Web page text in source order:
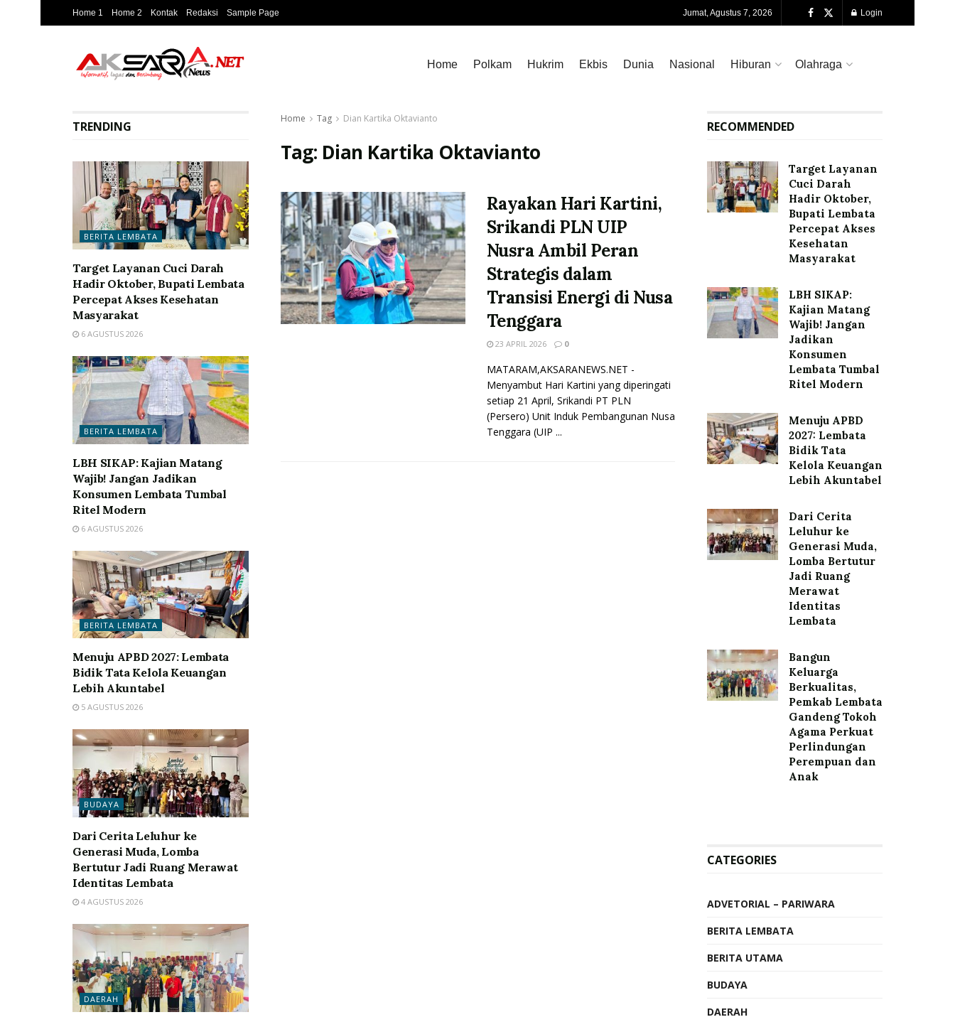
Home 1 Home 2 Kontak Redaksi Sample Page Jumat, Agustus 7, 2026 Login
Home Polkam Hukrim Ekbis Dunia Nasional Hiburan Olahraga
Home Tag Dian Kartika Oktavianto
Tag: Dian Kartika Oktavianto
Rayakan Hari Kartini,
Srikandi PLN UIP
Nusra Ambil Peran
Strategis dalam
Transisi Energi di Nusa
Tenggara
23 APRIL 2026 0
MATARAM,AKSARANEWS.NET -
Menyambut Hari Kartini yang diperingati
setiap 21 April, Srikandi PT PLN
(Persero) Unit Induk Pembangunan Nusa
Tenggara (UIP ...
TRENDING
BERITA LEMBATA
Target Layanan Cuci Darah
Hadir Oktober, Bupati Lembata
Percepat Akses Kesehatan
Masyarakat
6 AGUSTUS 2026
BERITA LEMBATA
LBH SIKAP: Kajian Matang
Wajib! Jangan Jadikan
Konsumen Lembata Tumbal
Ritel Modern
6 AGUSTUS 2026
BERITA LEMBATA
Menuju APBD 2027: Lembata
Bidik Tata Kelola Keuangan
Lebih Akuntabel
5 AGUSTUS 2026
BUDAYA
Dari Cerita Leluhur ke
Generasi Muda, Lomba
Bertutur Jadi Ruang Merawat
Identitas Lembata
4 AGUSTUS 2026
DAERAH
RECOMMENDED
Target Layanan
Cuci Darah
Hadir Oktober,
Bupati Lembata
Percepat Akses
Kesehatan
Masyarakat
LBH SIKAP:
Kajian Matang
Wajib! Jangan
Jadikan
Konsumen
Lembata Tumbal
Ritel Modern
Menuju APBD
2027: Lembata
Bidik Tata
Kelola Keuangan
Lebih Akuntabel
Dari Cerita
Leluhur ke
Generasi Muda,
Lomba Bertutur
Jadi Ruang
Merawat
Identitas
Lembata
Bangun
Keluarga
Berkualitas,
Pemkab Lembata
Gandeng Tokoh
Agama Perkuat
Perlindungan
Perempuan dan
Anak
CATEGORIES
ADVETORIAL – PARIWARA
BERITA LEMBATA
BERITA UTAMA
BUDAYA
DAERAH